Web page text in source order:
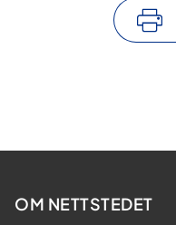
OM NETTSTEDET